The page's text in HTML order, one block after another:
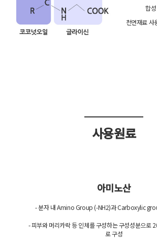
합
천연재료 사
사용원료
아미노산
- 분자 내 Amino Group (-NH2)과 Carboxylic
- 피부와 머리카락 등 인체를 구성하는 구성성분으로
로 구성